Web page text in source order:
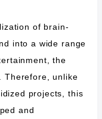
を公開しました
of brain-
into a wide range
the
Therefore, unlike
projects, this
and